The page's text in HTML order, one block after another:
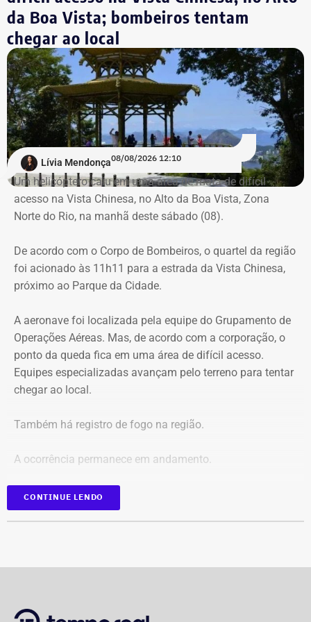
Trecho da argumentação da prefeitura de Búzios sobre a respeito da morte
de uma criança de 2 anos — Foto: Reprodução.
criança de 2 anos — Foto: Reprodução.
O pedido de Búzios à Justiça
Em caráter urgente, antes da apresentação da defesa das
empresas, a prefeitura solicitou:
Preservação integral dos registros dos nove perfis;
Identificação de anunciantes e financiadores;
Retirada das publicações relacionadas no processo;
Suspensão temporária de contas que não fossem
Proibição de distribuição paga por contas ainda não
campanha ou conjunto de dados.
Destroços da aeronave, um Robinson 44, foram
localizados pela equipe do Grupamento de Operações
Aéreas.
Há registro de fogo na região, e militares especializados
em combate a incêndios florestais também foram
mobilizados.
Para dar apoio às buscas do Corpo de Bombeiros, o
ICMBio informou que um pequeno e restrito trecho da
Estrada da Vista Chinesa, em frente ao pagode chinês da
Vista Chinesa, foi interditado. A Vista Chinesa fica dentro
do Parque Nacional da Tijuca
da Boa Vista; bombeiros tentam
chegar ao local
Lívia Mendonça08/08/2026 12:10
Um helicóptero caiu em uma área de mata de difícil
acesso na Vista Chinesa, no Alto da Boa Vista, Zona
Norte do Rio, na manhã deste sábado (08).
De acordo com o Corpo de Bombeiros, o quartel da região
foi acionado às 11h11 para a estrada da Vista Chinesa,
próximo ao Parque da Cidade.
A aeronave foi localizada pela equipe do Grupamento de
Operações Aéreas. Mas, de acordo com a corporação, o
ponto da queda fica em uma área de difícil acesso.
Equipes especializadas avançam pelo terreno para tentar
chegar ao local.
Também há registro de fogo na região.
A ocorrência permanece em andamento.
*Em atualização
CONTINUE LENDO